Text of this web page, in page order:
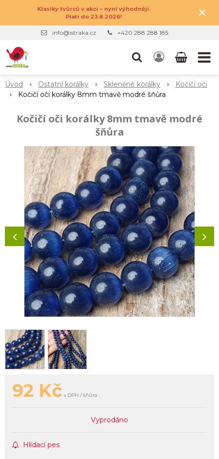
Klasiky tvůrců v akci – nyní výhodněji.
Platí do 23.8.2026!
×
info@istraka.cz +420 288 288 185
Úvod Ostatní korálky Skleněné korálky
Kočičí oči
Kočičí oči korálky 8mm tmavě modré šňůra
Kočičí oči korálky 8mm tmavě modré
šňůra
92 Kč s DPH / šňůra
Vyprodáno
Hlídací pes